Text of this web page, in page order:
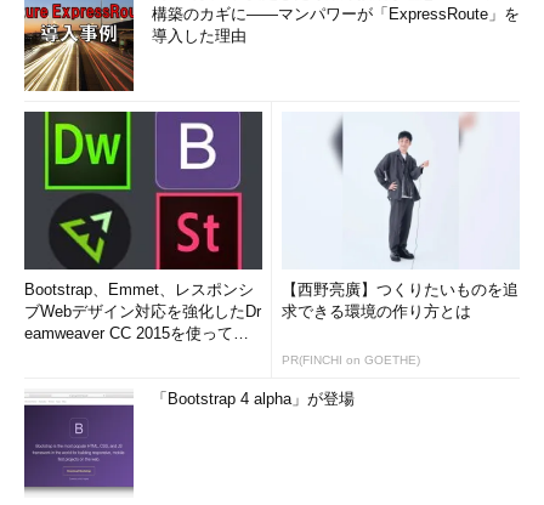
構築のカギに――マンパワーが「ExpressRoute」を
導入した理由
Bootstrap、Emmet、レスポンシ
ブWebデザイン対応を強化したDr
eamweaver CC 2015を使って
【西野亮廣】つくりたいものを追
求できる環境の作り方とは
PR(FINCHI on GOETHE)
「Bootstrap 4 alpha」が登場